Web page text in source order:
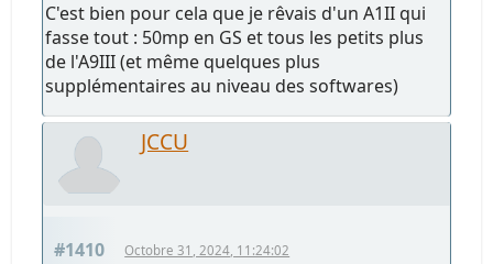
C'est bien pour cela que je rêvais d'un A1II qui
fasse tout : 50mp en GS et tous les petits plus
de l'A9III (et même quelques plus
supplémentaires au niveau des softwares)
JCCU
#1410 Octobre 31, 2024, 11:24:02